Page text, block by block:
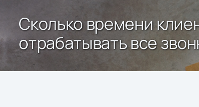
Сколько времени
отрабатывать все